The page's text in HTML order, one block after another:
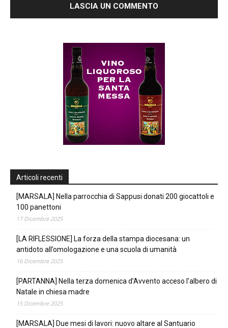
Articoli recenti
[MARSALA] Nella parrocchia di Sappusi donati 200 giocattoli e
100 panettoni
17 Dicembre 2025
[LA RIFLESSIONE] La forza della stampa diocesana: un
antidoto all’omologazione e una scuola di umanità
16 Dicembre 2025
[PARTANNA] Nella terza domenica d’Avvento acceso l’albero di
Natale in chiesa madre
15 Dicembre 2025
[MARSALA] Due mesi di lavori: nuovo altare al Santuario